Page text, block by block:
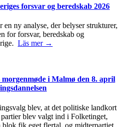
forsvar og beredskab 2026
ny analyse, der belyser strukturer,
for forsvar, beredskab og
Läs mer →
i Malmø den 8. april
blev, at det politiske landkort
blev valgt ind i Folketinget,
blok fik eget flertal, og midterpartiet